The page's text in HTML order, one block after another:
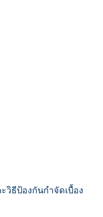
วิธีป้องกันกำจัดเบื้อง